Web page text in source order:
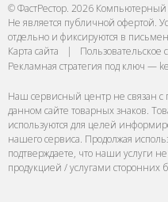
© ФастРестор. 2026
Не является публичной офертой.
отдельно и фиксируются в
Карта сайта
| Пользовательское
Рекламная стратегия под ключ —
Наш сервисный центр не связан
данном сайте товарных знаков.
используются для целей
нашего сервиса. Продолжая
подтверждаете, что наши услуги
продукцией / услугами сторонних